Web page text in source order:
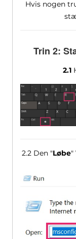
Hvis nogen
Trin 2:
2.1
2.2 Den "Løbe"